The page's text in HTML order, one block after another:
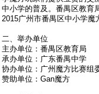
中小学的普及。番禺区教育
2015广州市番禺区中小学魔
二、举办单位
主办单位：番禺区教育局
承办单位：广东番禺中学
协办单位：广州魔方比赛组
赞助单位：Gan魔方